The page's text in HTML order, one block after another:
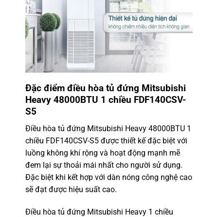
Đặc điểm điều hòa tủ đứng Mitsubishi
Heavy 48000BTU 1 chiều FDF140CSV-
S5
Điều hòa tủ đứng Mitsubishi Heavy 48000BTU 1
chiều FDF140CSV-S5 được thiết kế đặc biệt với
luồng không khí rộng và hoạt động mạnh mẽ
đem lại sự thoải mái nhất cho người sử dụng.
Đặc biệt khi kết hợp với dàn nóng công nghệ cao
sẽ đạt được hiệu suất cao.
Điều hòa tủ đứng Mitsubishi Heavy 1 chiều